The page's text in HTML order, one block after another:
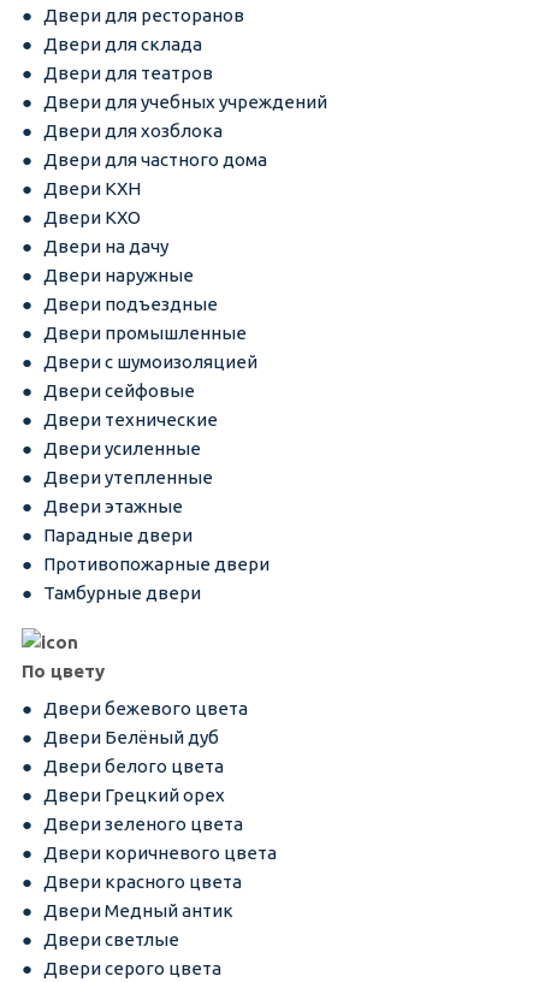
Двери для ресторанов
Двери для склада
Двери для театров
Двери для учебных учреждений
Двери для хозблока
Двери для частного дома
Двери КХН
Двери КХО
Двери на дачу
Двери наружные
Двери подъездные
Двери промышленные
Двери с шумоизоляцией
Двери сейфовые
Двери технические
Двери усиленные
Двери утепленные
Двери этажные
Парадные двери
Противопожарные двери
Тамбурные двери
По цвету
Двери бежевого цвета
Двери Белёный дуб
Двери белого цвета
Двери Грецкий орех
Двери зеленого цвета
Двери коричневого цвета
Двери красного цвета
Двери Медный антик
Двери светлые
Двери серого цвета